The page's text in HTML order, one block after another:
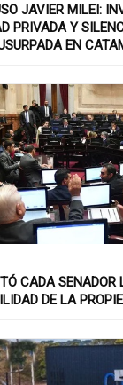
JAVIER MILEI:
PRIVADA Y
EN
CADA SENADOR
DE LA